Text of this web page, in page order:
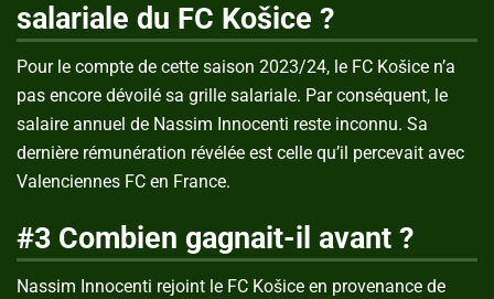
salariale du FC Košice ?
Pour le compte de cette saison 2023/24, le FC Košice n’a
pas encore dévoilé sa grille salariale. Par conséquent, le
salaire annuel de Nassim Innocenti reste inconnu. Sa
dernière rémunération révélée est celle qu’il percevait avec
Valenciennes FC en France.
#3 Combien gagnait-il avant ?
Nassim Innocenti rejoint le FC Košice en provenance de